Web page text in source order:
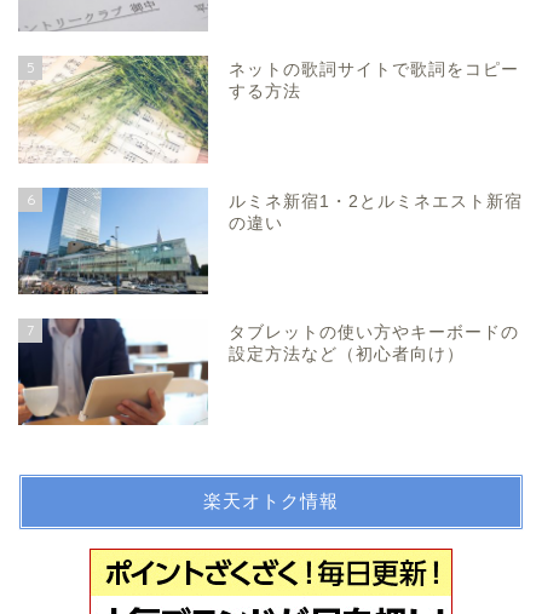
5
ネットの歌詞サイトで歌詞をコピー
する方法
6
ルミネ新宿1・2とルミネエスト新宿
の違い
7
タブレットの使い方やキーボードの
設定方法など（初心者向け）
楽天オトク情報